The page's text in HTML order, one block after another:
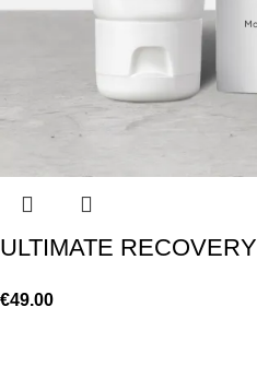
ULTIMATE RECOVERY
€49.00